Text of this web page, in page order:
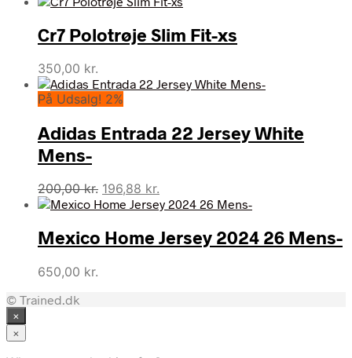
Cr7 Polotrøje Slim Fit-xs
350,00 kr.
På Udsalg! 2%
Adidas Entrada 22 Jersey White
Mens-
200,00kr. Den
oprindelige
var:
200,00 kr..
196,88 kr.
aktuelle
er:
196,88 kr..
Mexico Home Jersey 2024 26 Mens-
650,00 kr.
© Trained.dk
×
×